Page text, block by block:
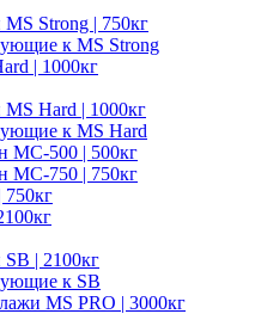
Strong | 750кг
к MS Strong
| 1000кг
Hard | 1000кг
к MS Hard
МС-500 | 500кг
МС-750 | 750кг
| 2100кг
к SB
MS PRO | 3000кг